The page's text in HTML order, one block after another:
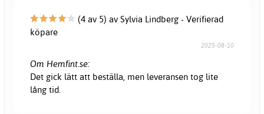
(4 av 5) av Sylvia Lindberg - Verifierad
köpare
2025-08-10
Om Hemfint.se:
Det gick lätt att beställa, men leveransen tog lite
lång tid.